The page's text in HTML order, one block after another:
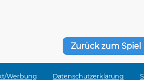
Zurück zum Spiel
Werbung Datenschutzerklärung